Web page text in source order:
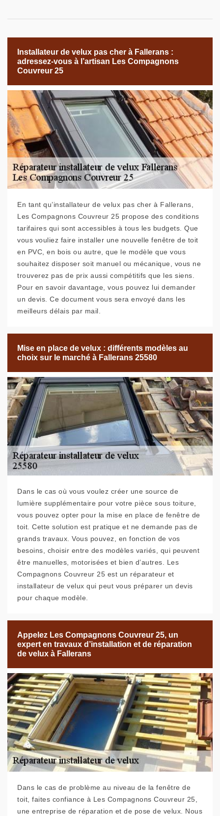
Installateur de velux pas cher à Fallerans :
adressez-vous à l’artisan Les Compagnons
Couvreur 25
En tant qu’installateur de velux pas cher à Fallerans,
Les Compagnons Couvreur 25 propose des conditions
tarifaires qui sont accessibles à tous les budgets. Que
vous vouliez faire installer une nouvelle fenêtre de toit
en PVC, en bois ou autre, que le modèle que vous
souhaitez disposer soit manuel ou mécanique, vous ne
trouverez pas de prix aussi compétitifs que les siens.
Pour en savoir davantage, vous pouvez lui demander
un devis. Ce document vous sera envoyé dans les
meilleurs délais par mail.
Mise en place de velux : différents modèles au
choix sur le marché à Fallerans 25580
Dans le cas où vous voulez créer une source de
lumière supplémentaire pour votre pièce sous toiture,
vous pouvez opter pour la mise en place de fenêtre de
toit. Cette solution est pratique et ne demande pas de
grands travaux. Vous pouvez, en fonction de vos
besoins, choisir entre des modèles variés, qui peuvent
être manuelles, motorisées et bien d’autres. Les
Compagnons Couvreur 25 est un réparateur et
installateur de velux qui peut vous préparer un devis
pour chaque modèle.
Appelez Les Compagnons Couvreur 25, un
expert en travaux d’installation et de réparation
de velux à Fallerans
Dans le cas de problème au niveau de la fenêtre de
toit, faites confiance à Les Compagnons Couvreur 25,
une entreprise de réparation et de pose de velux. Nous